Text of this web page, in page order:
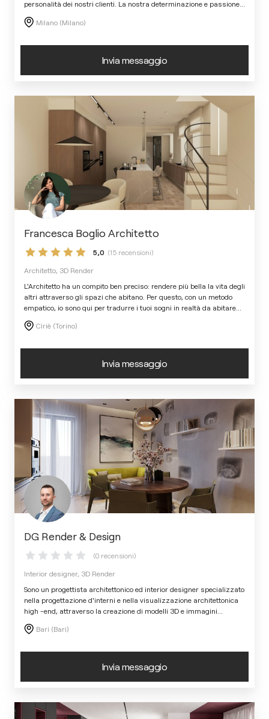
personalità dei nostri clienti. La nostra determinazione e passione
Milano (Milano)
Invia messaggio
Francesca Boglio Architetto
5,0 (15 recensioni)
Architetto, 3D Render
L'Architetto ha un compito ben preciso: rendere più bella la vita degli
altri attraverso gli spazi che abitano. Per questo, con un metodo
empatico, io sono qui per tradurre i tuoi sogni in realtà da abitare
Ciriè (Torino)
Invia messaggio
DG Render & Design
(0 recensioni)
Interior designer, 3D Render
Sono un progettista architettonico ed interior designer specializzato
nella progettazione d'interni e nella visualizzazione architettonica
high -end, attraverso la creazione di modelli 3D e immagini
Bari (Bari)
Invia messaggio